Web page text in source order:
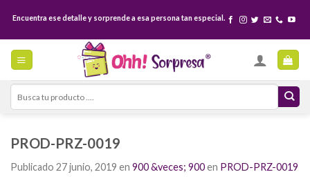
content
Encuentra ese detalle y sorprende a esa persona tan especial.
Search
for:
PROD-PRZ-0019
Publicado 27 junio, 2019 en 900 &veces; 900en PROD-PRZ-0019